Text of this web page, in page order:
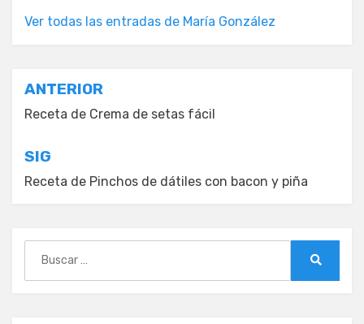
Ver todas las entradas de María González
Navegación
de
entradas
ANTERIOR
Receta de Crema de setas fácil
SIG
Receta de Pinchos de dátiles con bacon y piña